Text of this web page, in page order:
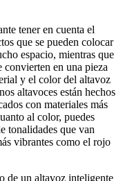
tener en cuenta el
que se pueden colocar
espacio, mientras que
convierten en una pieza
y el color del altavoz
altavoces están hechos
con materiales más
al color, puedes
tonalidades que van
vibrantes como el rojo
de un altavoz inteligente